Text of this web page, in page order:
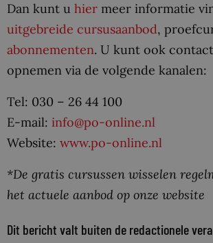
Dan kunt u hier meer informatie
uitgebreide cursusaanbod,
abonnementen. U kunt ook
opnemen via de volgende kanalen:
Tel: 030 – 26 44 100
E-mail: info@po-online.nl
Website: www.po-online.nl
*De gratis cursussen wisselen
het actuele aanbod op onze website
Dit bericht valt buiten de redactionele